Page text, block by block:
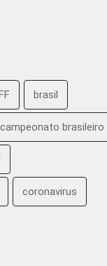
brasil
campeonato brasileiro
coronavirus